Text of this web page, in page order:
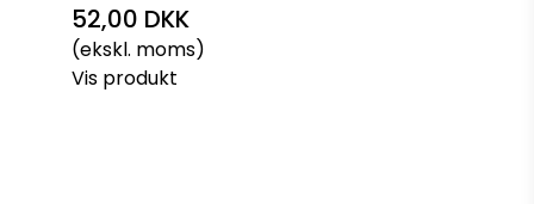
52,00 DKK
(ekskl. moms)
Vis produkt